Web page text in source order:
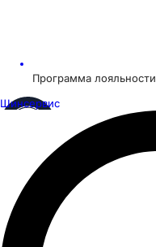
Программа лояльности
Шинсервис